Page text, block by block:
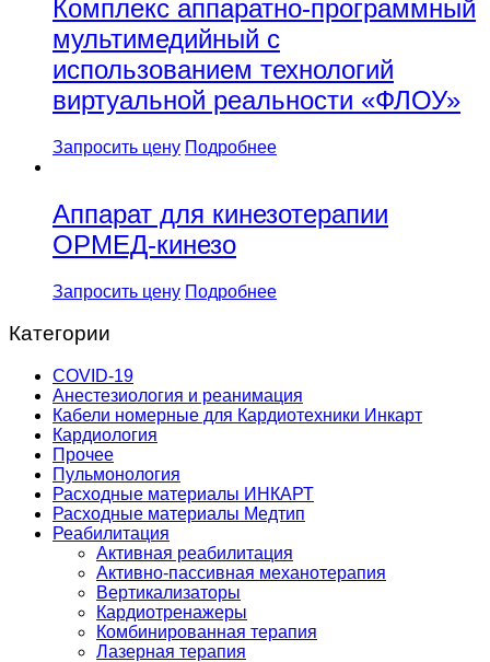
Комплекс аппаратно-программный
мультимедийный с
использованием технологий
виртуальной реальности «ФЛОУ»
Запросить цену Подробнее
Аппарат для кинезотерапии
ОРМЕД-кинезо
Запросить цену Подробнее
Категории
COVID-19
Анестезиология и реанимация
Кабели номерные для Кардиотехники Инкарт
Кардиология
Прочее
Пульмонология
Расходные материалы ИНКАРТ
Расходные материалы Медтип
Реабилитация
Активная реабилитация
Активно-пассивная механотерапия
Вертикализаторы
Кардиотренажеры
Комбинированная терапия
Лазерная терапия